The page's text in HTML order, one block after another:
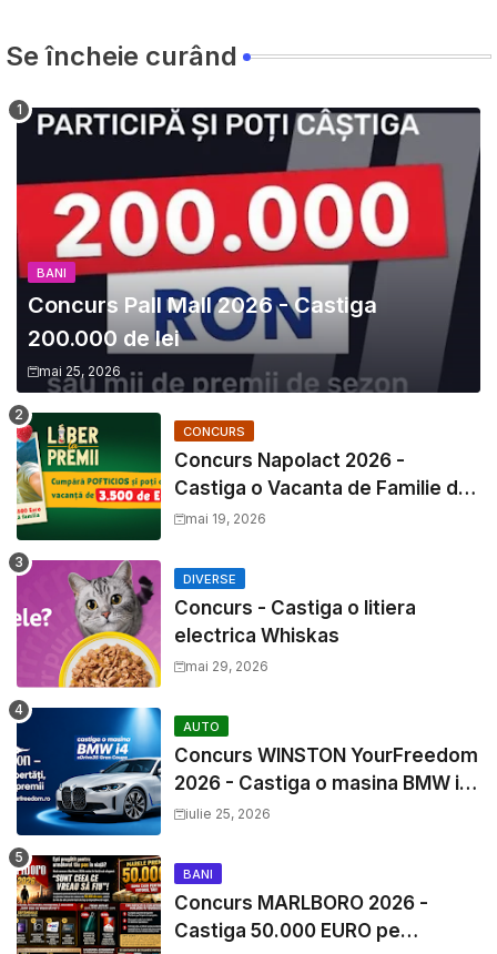
Se încheie curând
BANI
Concurs Pall Mall 2026 - Castiga
200.000 de lei
mai 25, 2026
CONCURS
Concurs Napolact 2026 -
Castiga o Vacanta de Familie de
3500 Euro
mai 19, 2026
DIVERSE
Concurs - Castiga o litiera
electrica Whiskas
mai 29, 2026
AUTO
Concurs WINSTON YourFreedom
2026 - Castiga o masina BMW i4
si mii de premii cash
iulie 25, 2026
BANI
Concurs MARLBORO 2026 -
Castiga 50.000 EURO pe